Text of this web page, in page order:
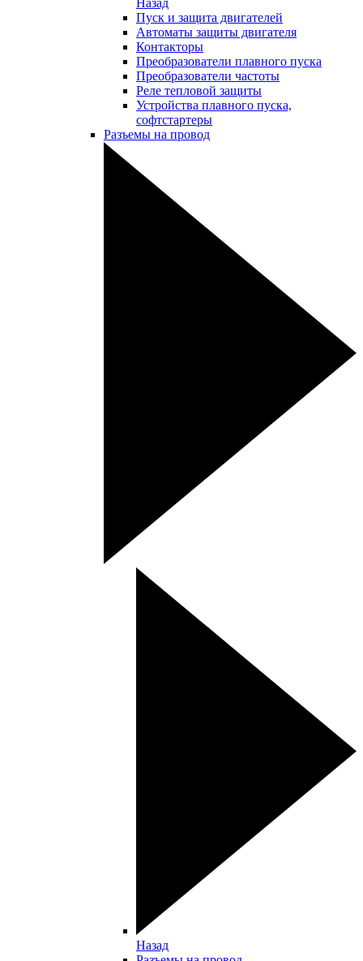
Назад
Пуск и защита двигателей
Автоматы защиты двигателя
Контакторы
Преобразователи плавного пуска
Преобразователи частоты
Реле тепловой защиты
Устройства плавного пуска,
софтстартеры
Разъемы на провод
Назад